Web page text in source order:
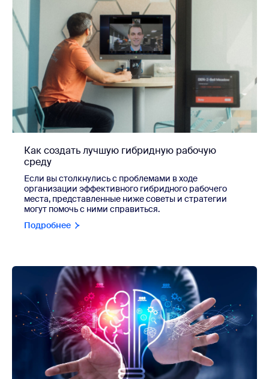
Как создать лучшую гибридную рабочую
среду
Если вы столкнулись с проблемами в ходе
организации эффективного гибридного рабочего
места, представленные ниже советы и стратегии
могут помочь с ними справиться.
Подробнее